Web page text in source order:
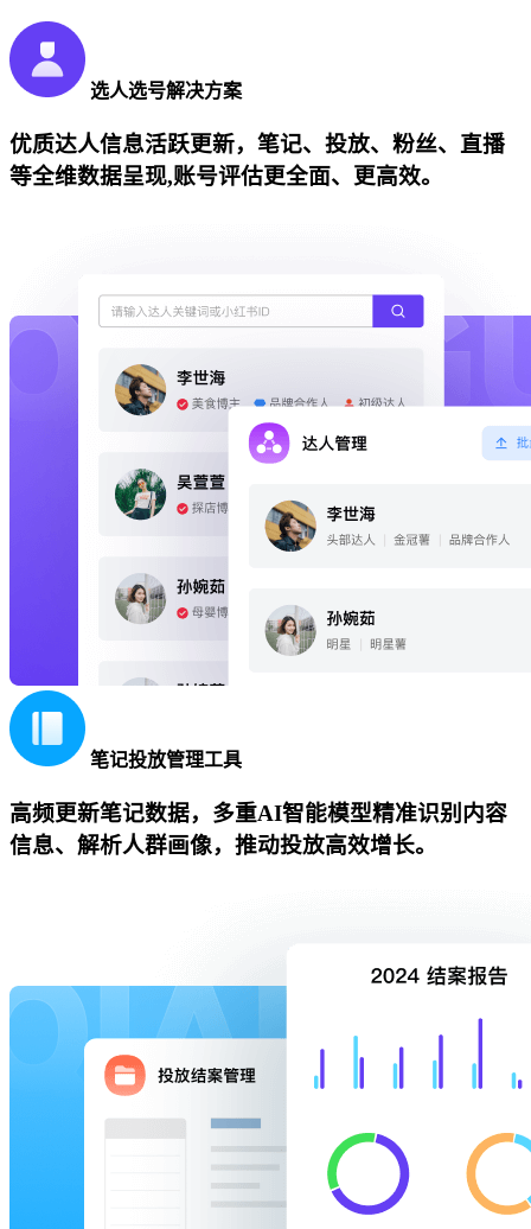
选人选号解决方案
优质达人信息活跃更新，笔记、投放、粉丝、直播
等全维数据呈现,账号评估更全面、更高效。
笔记投放管理工具
高频更新笔记数据，多重AI智能模型精准识别内容
信息、解析人群画像，推动投放高效增长。